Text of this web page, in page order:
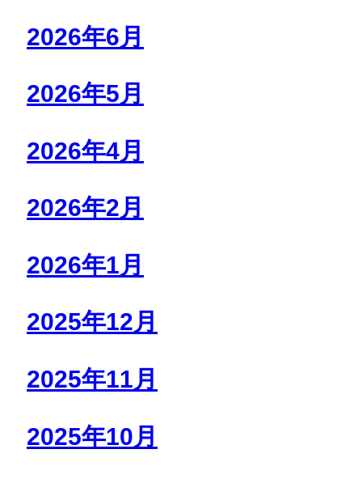
2026年6月
2026年5月
2026年4月
2026年2月
2026年1月
2025年12月
2025年11月
2025年10月